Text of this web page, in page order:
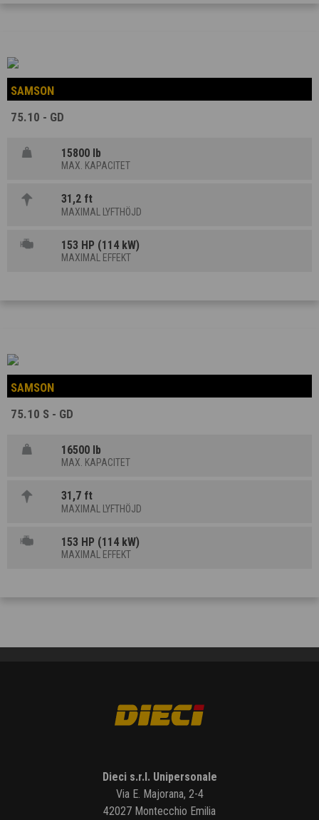
SAMSON
75.10 - GD
15800 lb
MAX. KAPACITET
31,2 ft
MAXIMAL LYFTHÖJD
153 HP (114 kW)
MAXIMAL EFFEKT
SAMSON
75.10 S - GD
16500 lb
MAX. KAPACITET
31,7 ft
MAXIMAL LYFTHÖJD
153 HP (114 kW)
MAXIMAL EFFEKT
Dieci s.r.l. Unipersonale
Via E. Majorana, 2-4
42027 Montecchio Emilia